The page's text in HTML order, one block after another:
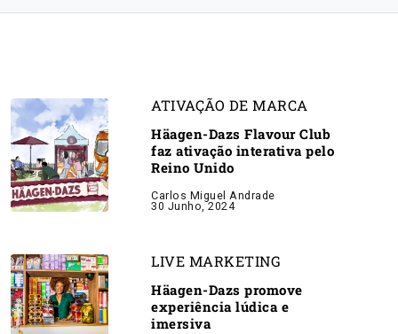
ATIVAÇÃO DE MARCA
Häagen-Dazs Flavour Club
faz ativação interativa pelo
Reino Unido
Carlos Miguel Andrade
30 Junho, 2024
LIVE MARKETING
Häagen-Dazs promove
experiência lúdica e
imersiva